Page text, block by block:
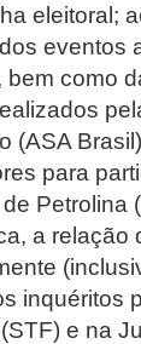
eleitoral;
eventos
bem como
(ASA
para
Petrolina
a relação
inquéritos
e na